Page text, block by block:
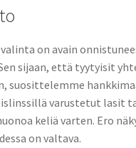
on avain
sijaan, että tyytyisit
suosittelemme
varustetut lasit
keliä varten. Ero
on valtava.